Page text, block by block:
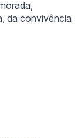
da convivência